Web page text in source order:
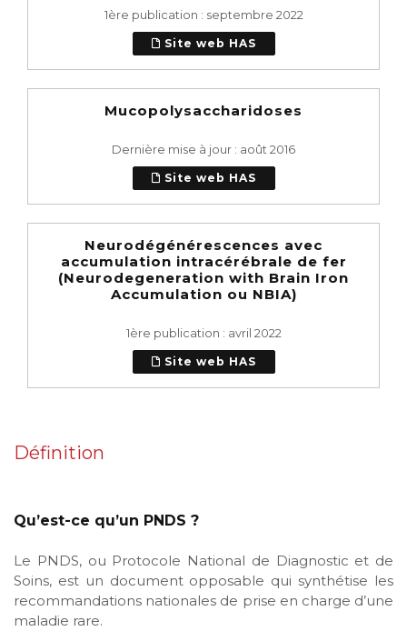
1ère publication : septembre 2022
Site web HAS
Mucopolysaccharidoses
Dernière mise à jour : août 2016
Site web HAS
Neurodégénérescences avec
accumulation intracérébrale de fer
(Neurodegeneration with Brain Iron
Accumulation ou NBIA)
1ère publication : avril 2022
Site web HAS
Définition
Qu’est-ce qu’un PNDS ?
Le PNDS, ou Protocole National de Diagnostic et de
Soins, est un document opposable qui synthétise les
recommandations nationales de prise en charge d’une
maladie rare.